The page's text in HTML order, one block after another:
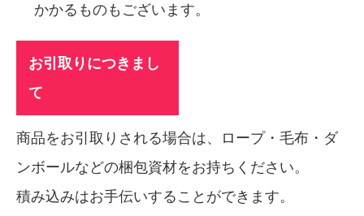
かかるものもございます。
お引取りにつきまし
て
商品をお引取りされる場合は、ロープ・毛布・ダ
ンボールなどの梱包資材をお持ちください。
積み込みはお手伝いすることができます。